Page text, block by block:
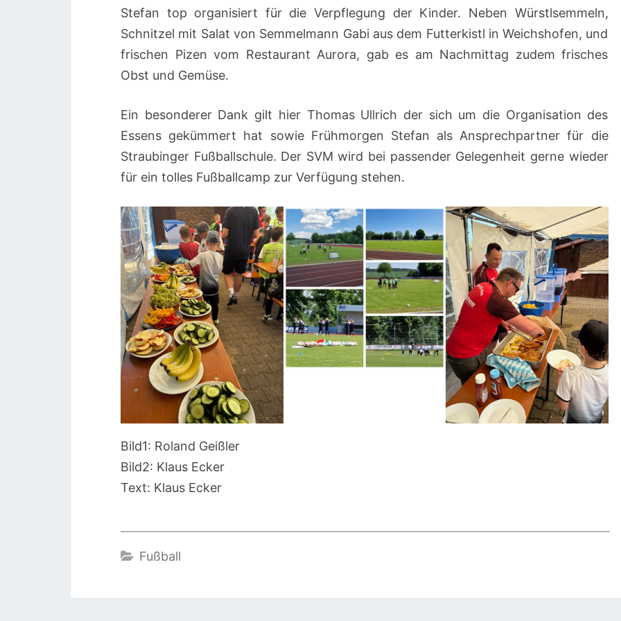
Stefan top organisiert für die Verpflegung der Kinder. Neben Würstlsemmeln,
Schnitzel mit Salat von Semmelmann Gabi aus dem Futterkistl in Weichshofen, und
frischen Pizen vom Restaurant Aurora, gab es am Nachmittag zudem frisches
Obst und Gemüse.
Ein besonderer Dank gilt hier Thomas Ullrich der sich um die Organisation des
Essens gekümmert hat sowie Frühmorgen Stefan als Ansprechpartner für die
Straubinger Fußballschule. Der SVM wird bei passender Gelegenheit gerne wieder
für ein tolles Fußballcamp zur Verfügung stehen.
Bild1: Roland Geißler
Bild2: Klaus Ecker
Text: Klaus Ecker
Fußball